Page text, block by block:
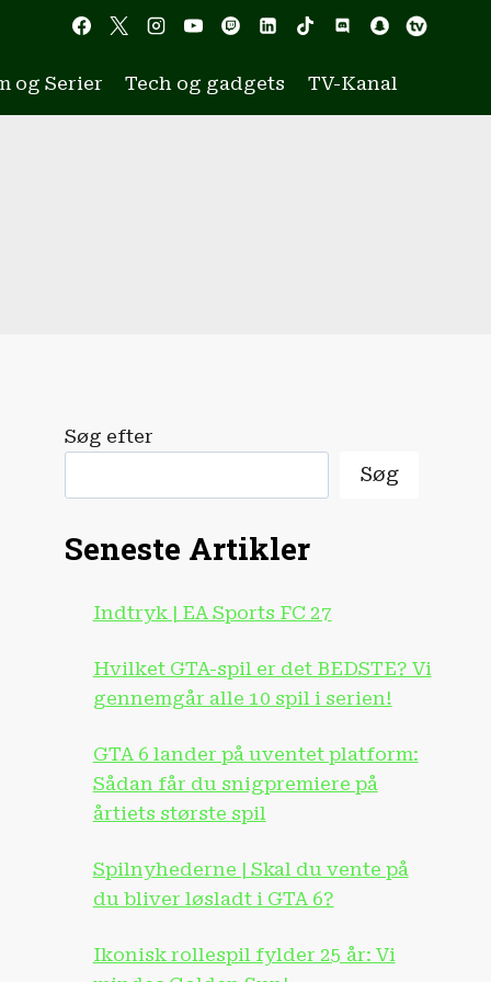
og Serier Tech og gadgets TV-Kanal
Søg efter
Søg
Seneste Artikler
Indtryk | EA Sports FC 27
Hvilket GTA-spil er det BEDSTE? Vi
gennemgår alle 10 spil i serien!
GTA 6 lander på uventet platform:
Sådan får du snigpremiere på
årtiets største spil
Spilnyhederne | Skal du vente på
du bliver løsladt i GTA 6?
Ikonisk rollespil fylder 25 år: Vi